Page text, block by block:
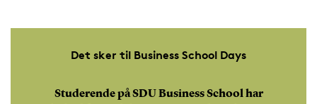
Det sker til Business School Days
Studerende på SDU Business School har